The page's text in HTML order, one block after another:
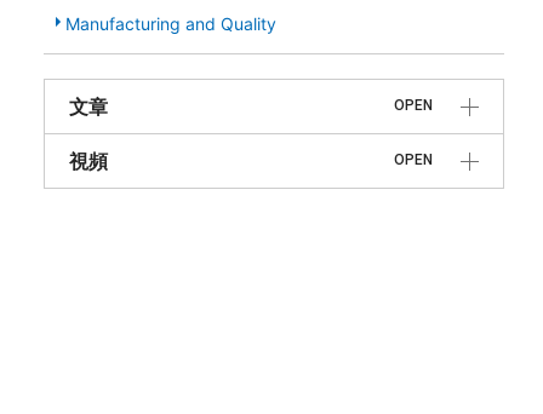
Manufacturing and Quality
文章 OPEN
視頻 OPEN